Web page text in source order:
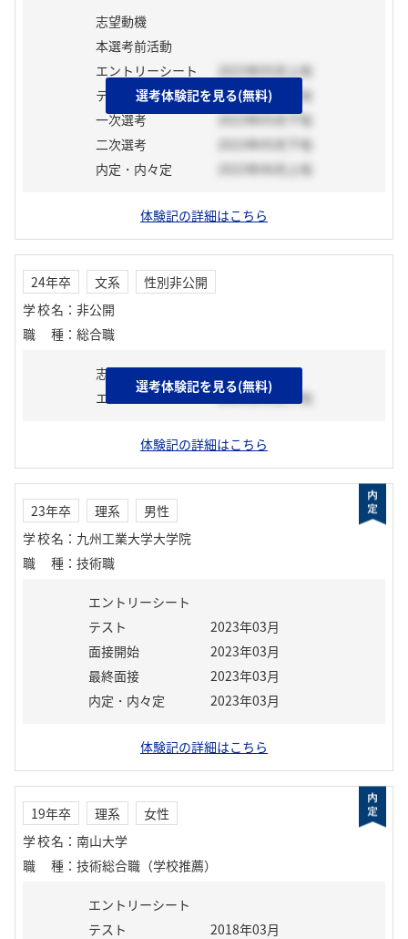
志望動機
本選考前活動
エントリーシート
2023年05月上旬
テスト
2023年05月上旬
一次選考
2023年05月下旬
二次選考
2023年05月下旬
内定・内々定
2023年06月上旬
体験記の詳細はこちら
選考体験記を見る(無料)
24年卒 文系
性別非公開
学校名 ： 非公開
職種 ： 総合職
志望動機
エントリーシート
2023年03月下旬
体験記の詳細はこちら
選考体験記を見る(無料)
23年卒 理系
男性
学校名 ： 九州工業大学大学院
職種 ： 技術職
エントリーシート
テスト
2023年03月
面接開始
2023年03月
最終面接
2023年03月
内定・内々定
2023年03月
体験記の詳細はこちら
19年卒 理系
女性
学校名 ： 南山大学
職種 ： 技術総合職（学校推薦）
エントリーシート
テスト
2018年03月